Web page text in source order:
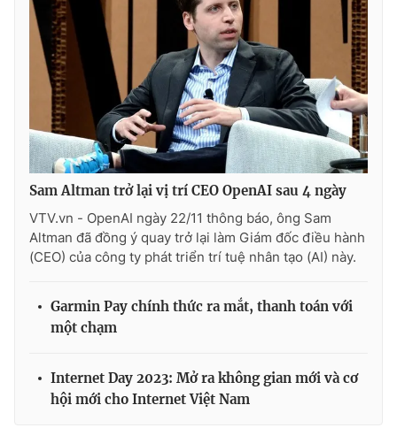
THỜI BÁO VTV
Theo dõi báo trên
Cơ quan chủ quản:Đài Truyền hình Việt Nam
Cơ quan báo chí:Thời báo VTV
Tổng Biên tập: Vũ Thanh Thủy
Phó Tổng Biên tập:
Tổng đài VTV:024.38 355 931 - 024.38 355 932
Ðiện thoại Thời báo VTV:024.66 897 897
Sam Altman trở lại vị trí CEO OpenAI sau 4 ngày
VTV.vn - OpenAI ngày 22/11 thông báo, ông Sam
Altman đã đồng ý quay trở lại làm Giám đốc điều hành
(CEO) của công ty phát triển trí tuệ nhân tạo (AI) này.
Garmin Pay chính thức ra mắt, thanh toán với
một chạm
Internet Day 2023: Mở ra không gian mới và cơ
hội mới cho Internet Việt Nam